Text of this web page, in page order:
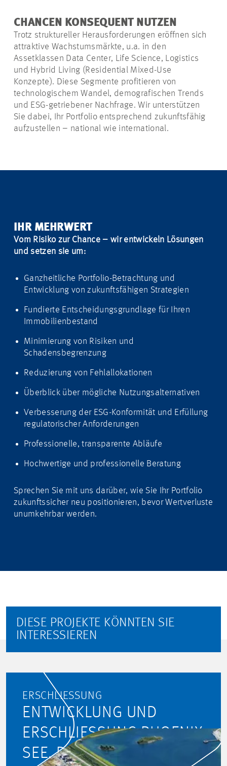
CHANCEN KONSEQUENT NUTZEN
Trotz struktureller Herausforderungen eröffnen sich
attraktive Wachstumsmärkte, u.a. in den
Assetklassen Data Center, Life Science, Logistics
und Hybrid Living (Residential Mixed-Use
Konzepte). Diese Segmente profitieren von
technologischem Wandel, demografischen Trends
und ESG-getriebener Nachfrage. Wir unterstützen
Sie dabei, Ihr Portfolio entsprechend zukunftsfähig
aufzustellen – national wie international.
IHR MEHRWERT
Vom Risiko zur Chance – wir entwickeln Lösungen
und setzen sie um:
Ganzheitliche Portfolio-Betrachtung und
Entwicklung von zukunftsfähigen Strategien
Fundierte Entscheidungsgrundlage für Ihren
Immobilienbestand
Minimierung von Risiken und
Schadensbegrenzung
Reduzierung von Fehlallokationen
Überblick über mögliche Nutzungsalternativen
Verbesserung der ESG-Konformität und Erfüllung
regulatorischer Anforderungen
Professionelle, transparente Abläufe
Hochwertige und professionelle Beratung
Sprechen Sie mit uns darüber, wie Sie Ihr Portfolio
zukunftssicher neu positionieren, bevor Wertverluste
unumkehrbar werden.
DIESE PROJEKTE KÖNNTEN SIE
INTERESSIEREN
ERSCHLIESSUNG
ENTWICKLUNG UND
ERSCHLIESSUNG PHOENIX S
EE, DORTMUND